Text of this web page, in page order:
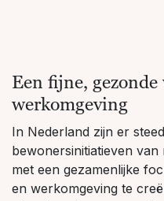
Een fijne,
werkomgeving
In Nederland zijn er
bewonersinitiatieven
met een gezamenlijke
en werkomgeving te